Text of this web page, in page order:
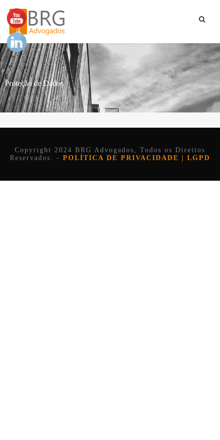
Proteção de Dados
Copyright 2024 BRG Advogados, Todos os Direitos
Reservados. - POLÍTICA DE PRIVACIDADE | LGPD